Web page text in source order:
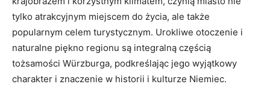
tylko atrakcyjnym miejscem do życia, ale także
popularnym celem turystycznym. Urokliwe otoczenie i
naturalne piękno regionu są integralną częścią
tożsamości Würzburga, podkreślając jego wyjątkowy
charakter i znaczenie w historii i kulturze Niemiec.